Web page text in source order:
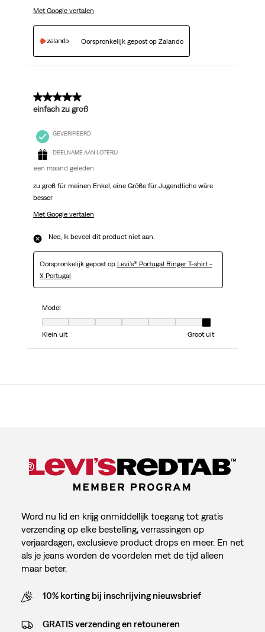
Met Google vertalen
Oorspronkelijk gepost op Zalando
2 van 5 sterren.
einfach zu groß
GEVERIFIEERD
DEELNAME AAN LOTERIJ
een maand geleden
zu groß für meinen Enkel, eine Größe für Jugendliche wäre
besser
Met Google vertalen
Nee, Ik beveel dit product niet aan.
Oorspronkelijk gepost op Levi's® Portugal Ringer T-shirt -
X Portugal
Model
Model, 7 van 7, waarbij 1 gelijk is aan Klein uit en 7 gelijk is aan Groot uit
Klein uit
Groot uit
Word nu lid en krijg onmiddellijk toegang tot gratis
verzending op elke bestelling, verrassingen op
verjaardagen, exclusieve product drops en meer. En net
als je jeans worden de voordelen met de tijd alleen
maar beter.
10% korting bij inschrijving nieuwsbrief
GRATIS verzending en retouneren